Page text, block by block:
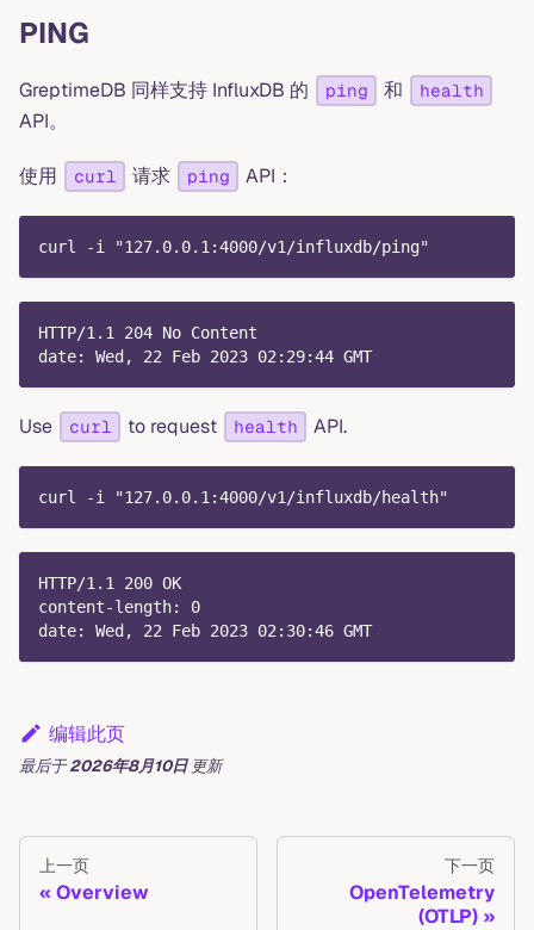
PING
GreptimeDB 同样支持 InfluxDB 的 ping 和 health
API。
使用 curl 请求 ping API：
curl -i "127.0.0.1:4000/v1/influxdb/ping"
HTTP/1.1 204 No Content
date: Wed, 22 Feb 2023 02:29:44 GMT
Use curl to request health API.
curl -i "127.0.0.1:4000/v1/influxdb/health"
HTTP/1.1 200 OK
content-length: 0
date: Wed, 22 Feb 2023 02:30:46 GMT
编辑此页
最后于2026年8月10日 更新
上一页
Overview
下一页
OpenTelemetry
(OTLP)